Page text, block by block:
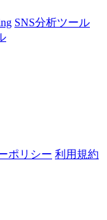
SNS分析ツール
ポリシー 利用規約